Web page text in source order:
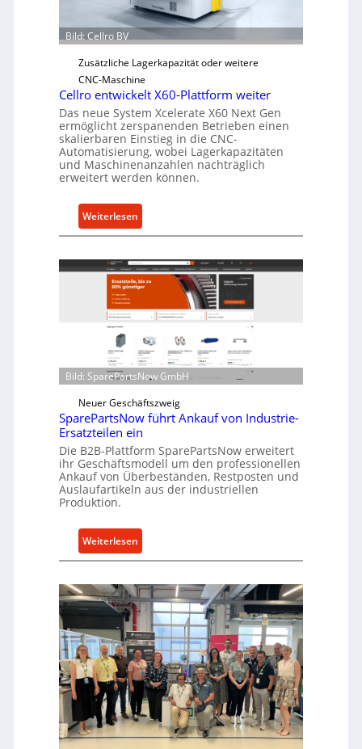
r
r
Ü
b
s
t
s
c
u
t
f
ü
r
i
d
i
r
t
e
A
n
t
i
b
e
Bild: Cellro BV
Zusätzliche Lagerkapazität oder weitere
CNC-Maschine
Cellro entwickelt X60-Plattform weiter
Das neue System Xcelerate X60 Next Gen
ermöglicht zerspanenden Betrieben einen
skalierbaren Einstieg in die CNC-
Automatisierung, wobei Lagerkapazitäten
und Maschinenanzahlen nachträglich
erweitert werden können.
Weiterlesen
C
l
l
n
t
w
i
c
k
e
l
t
-
l
a
t
f
o
m
w
e
Bild: SparePartsNow GmbH
Neuer Geschäftszweig
SparePartsNow führt Ankauf von Industrie-
Ersatzteilen ein
Die B2B-Plattform SparePartsNow erweitert
ihr Geschäftsmodell um den professionellen
Ankauf von Überbeständen, Restposten und
Auslaufartikeln aus der industriellen
Produktion.
Weiterlesen
S
a
r
e
P
a
r
s
N